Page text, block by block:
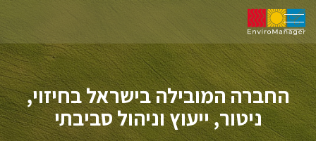
החברה המובילה בישראל בחיזוי,
ניטור, ייעוץ וניהול סביבתי